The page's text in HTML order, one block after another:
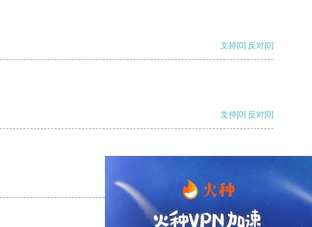
支持[0] 反对[0]
支持[0] 反对[0]
支持